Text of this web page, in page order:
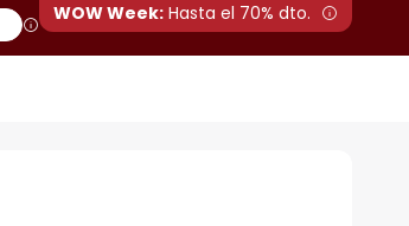
WOW Week: Hasta el 70% dto.